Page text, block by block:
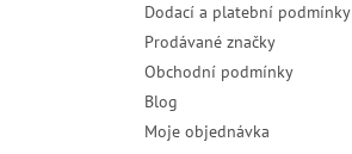
Dodací a platební podmínky
Prodávané značky
Obchodní podmínky
Blog
Moje objednávka